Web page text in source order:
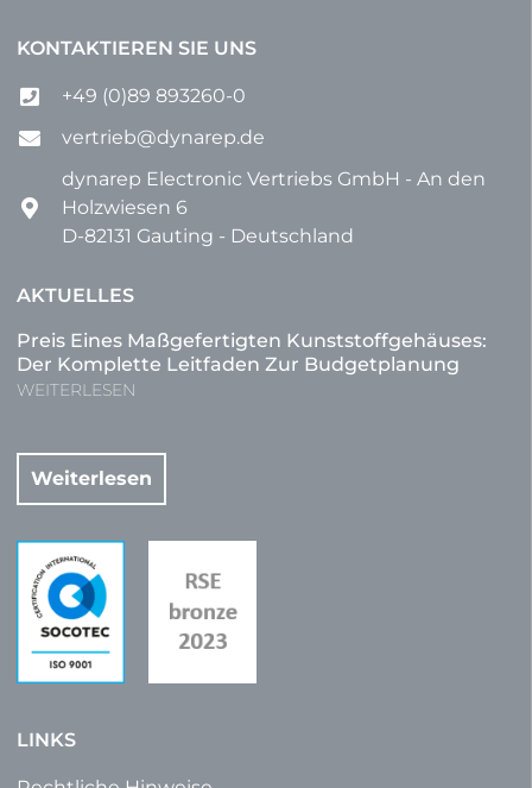
KONTAKTIEREN SIE UNS
+49 (0)89 893260-0
vertrieb@dynarep.de
dynarep Electronic Vertriebs GmbH - An den
Holzwiesen 6
D-82131 Gauting - Deutschland
AKTUELLES
Preis Eines Maßgefertigten Kunststoffgehäuses:
Der Komplette Leitfaden Zur Budgetplanung
WEITERLESEN
Weiterlesen
LINKS